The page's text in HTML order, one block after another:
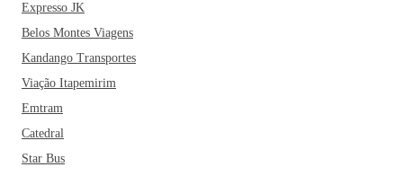
Expresso JK
Belos Montes Viagens
Kandango Transportes
Viação Itapemirim
Emtram
Catedral
Star Bus